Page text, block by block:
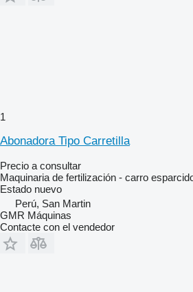
1
Abonadora Tipo Carretilla
Precio a consultar
Maquinaria de fertilización - carro
Estado nuevo
Perú, San Martin
GMR Máquinas
Contacte con el vendedor